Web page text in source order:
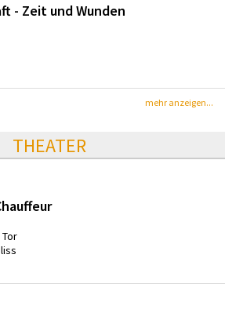
- Zeit und Wunden
mehr anzeigen...
THEATER